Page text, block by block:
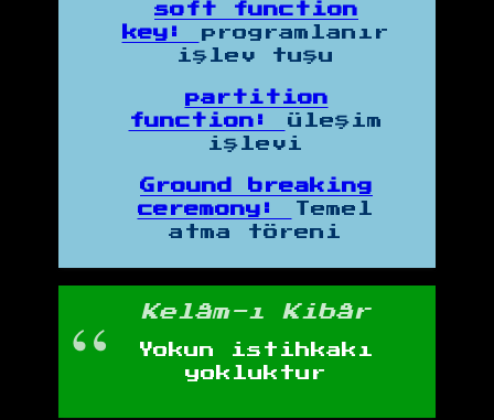
soft function
key:
programlanır
işlev tuşu
partition
function:
üleşim
işlevi
Ground breaking
ceremony:
Temel
atma töreni
Kelâm-ı Kibâr
Yokun istihkakı
yokluktur